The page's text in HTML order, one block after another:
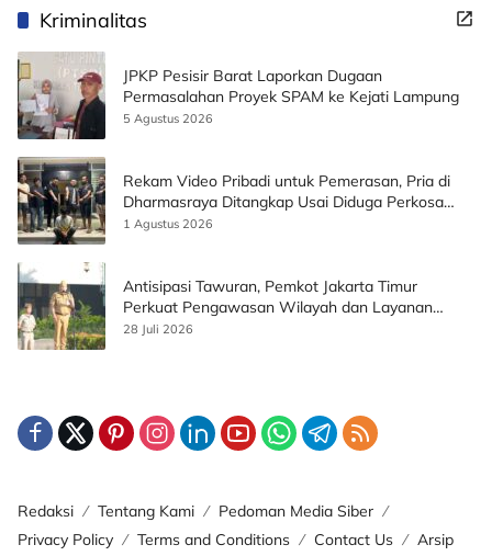
Kriminalitas
JPKP Pesisir Barat Laporkan Dugaan
Permasalahan Proyek SPAM ke Kejati Lampung
5 Agustus 2026
Rekam Video Pribadi untuk Pemerasan, Pria di
Dharmasraya Ditangkap Usai Diduga Perkosa
Korban
1 Agustus 2026
Antisipasi Tawuran, Pemkot Jakarta Timur
Perkuat Pengawasan Wilayah dan Layanan
Publik
28 Juli 2026
Redaksi Tentang Kami
Pedoman Media Siber
Privacy Policy
Terms and Conditions Contact Us Arsip